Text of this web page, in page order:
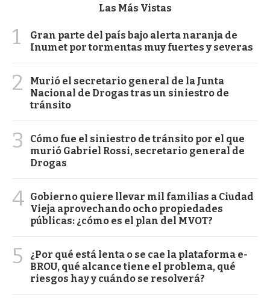
Las Más Vistas
1
Gran parte del país bajo alerta naranja de
Inumet por tormentas muy fuertes y severas
2
Murió el secretario general de la Junta
Nacional de Drogas tras un siniestro de
tránsito
3
Cómo fue el siniestro de tránsito por el que
murió Gabriel Rossi, secretario general de
Drogas
4 Gobierno quiere llevar mil familias a Ciudad
Vieja aprovechando ocho propiedades
públicas: ¿cómo es el plan del MVOT?
5
¿Por qué está lenta o se cae la plataforma e-
BROU, qué alcance tiene el problema, qué
riesgos hay y cuándo se resolverá?